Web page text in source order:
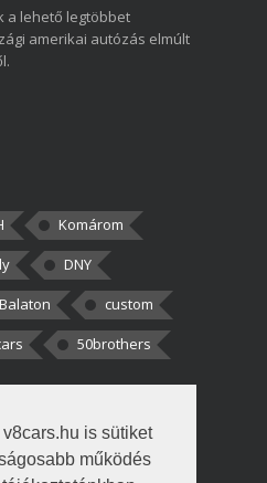
is sütiket
működés
a lehető legtöbbet
amerikai autózás elmúlt
Komárom
DNY
Balaton
custom
50brothers
Én csak két
tudtam, hogy fél autót,